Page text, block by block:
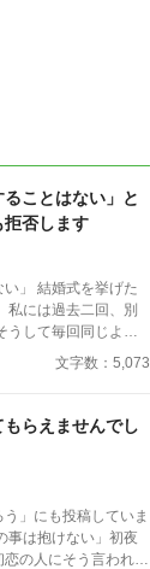
ことはない」と
拒否します
い」 結婚式を挙げた
私には過去二回、別
うして毎回同じよう
から今回は。
文字数：5,073
らえませんでし
う」にも投稿していま
事は抱けない」初夜
の人にそう言われて